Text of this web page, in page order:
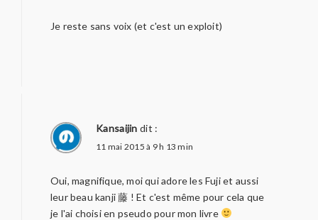
Je reste sans voix (et c'est un exploit)
Kansaijin dit :
11 mai 2015 à 9 h 13 min
Oui, magnifique, moi qui adore les Fuji et aussi
leur beau kanji 藤 ! Et c'est même pour cela que
je l'ai choisi en pseudo pour mon livre